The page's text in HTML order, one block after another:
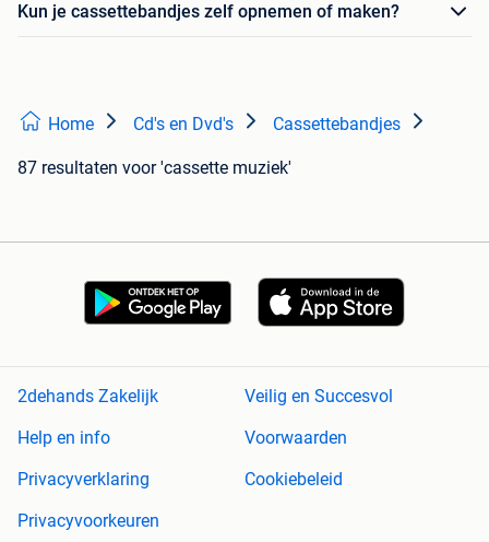
Kun je cassettebandjes zelf opnemen of maken?
Home Cd's en Dvd's Cassettebandjes
87 resultaten voor 'cassette muziek'
2dehands Zakelijk
Veilig en Succesvol
Help en info
Voorwaarden
Privacyverklaring
Cookiebeleid
Privacyvoorkeuren